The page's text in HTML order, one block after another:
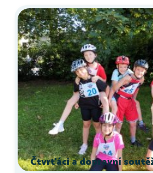
Čtvrťáci a dopravní